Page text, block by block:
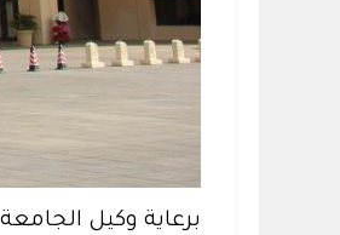
برعاية وكيل